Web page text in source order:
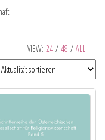
VIEW: 24 / 48 / ALL